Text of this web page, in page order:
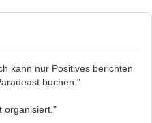
kann nur Positives berichten
buchen."
organisiert."